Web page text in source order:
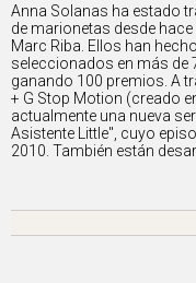
Anna Solanas ha estado
de marionetas desde
Marc Riba. Ellos han
seleccionados en más de
ganando 100 premios. A
+ G Stop Motion (creado
actualmente una nueva
Asistente Little", cuyo
2010. También están